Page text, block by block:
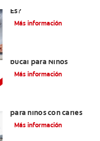
Es?
Más información
bucal para Niños
Más información
para niños con caries
Más información